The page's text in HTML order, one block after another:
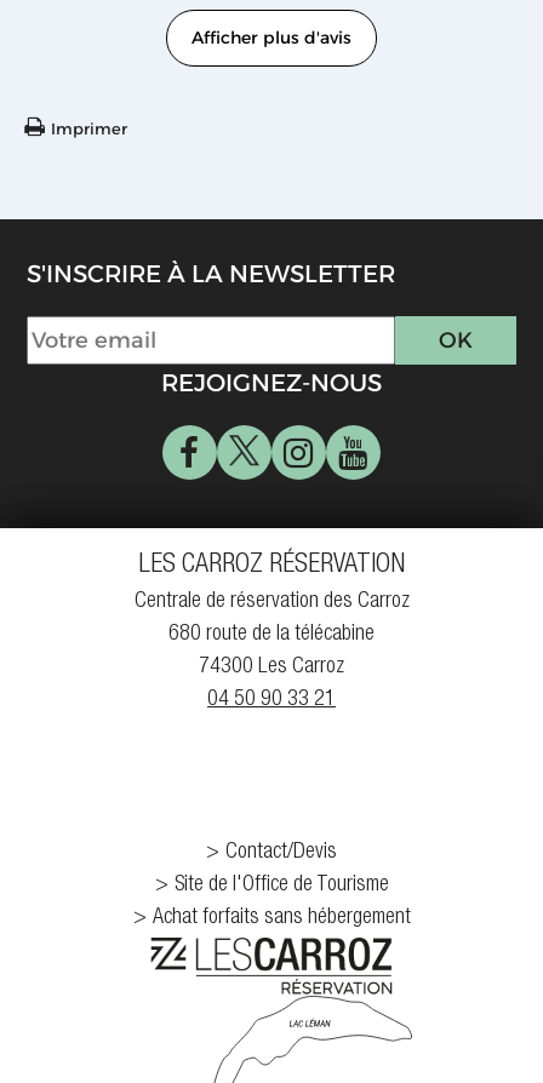
Afficher plus d'avis
Imprimer
S'INSCRIRE À LA NEWSLETTER
REJOIGNEZ-NOUS
LES CARROZ RÉSERVATION
Centrale de réservation des Carroz
680 route de la télécabine
74300 Les Carroz
04 50 90 33 21
Contact/Devis
Site de l'Office de Tourisme
Achat forfaits sans hébergement